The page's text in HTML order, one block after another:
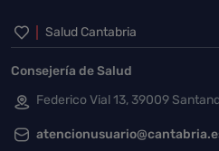
Inicio del pie de
Salud Cantabria
Consejería de Salud
Federico Vial 13, 39009